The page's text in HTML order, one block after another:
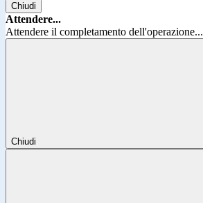
Chiudi
Attendere...
Attendere il completamento dell'operazione...
Chiudi